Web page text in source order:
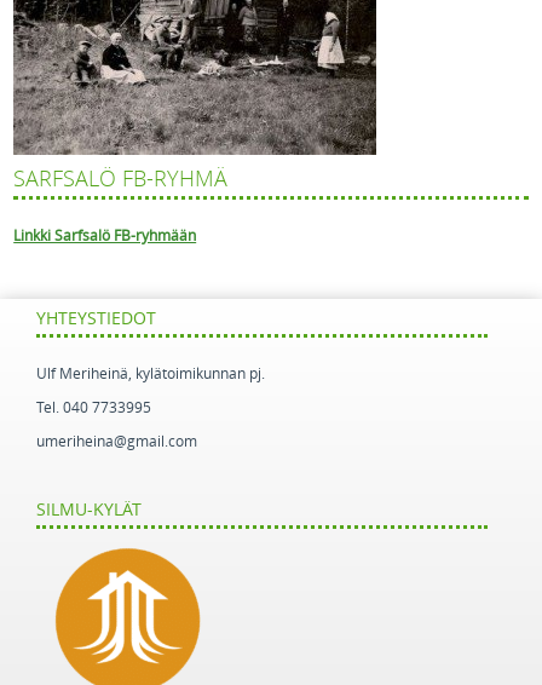
SARFSALÖ FB-RYHMÄ
Linkki Sarfsalö FB-ryhmään
YHTEYSTIEDOT
Ulf Meriheinä, kylätoimikunnan pj.
Tel. 040 7733995
umeriheina@gmail.com
SILMU-KYLÄT